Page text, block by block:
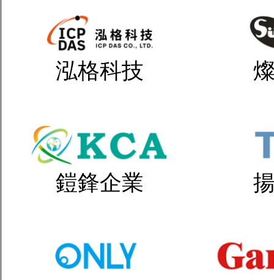
泓格科技
鎧鋒企業